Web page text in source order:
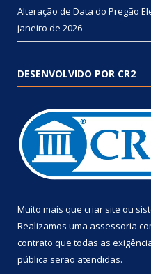
Alteração de Data do Pregão
janeiro de 2026
DESENVOLVIDO POR CR2
Muito mais que criar site ou
Realizamos uma assessoria
contrato que todas as
pública serão atendidas.